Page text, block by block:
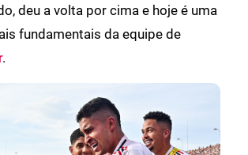
deu a volta por cima e hoje é uma
fundamentais da equipe de
.